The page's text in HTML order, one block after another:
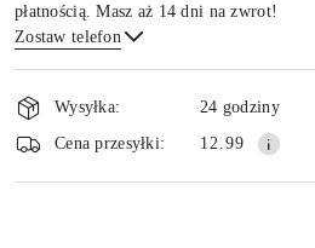
płatnością. Masz aż 14 dni na zwrot!
Zostaw telefon
Wyślij
Dostępność
i
dostawa
Wysyłka:
24 godziny
Cena przesyłki:
12.99